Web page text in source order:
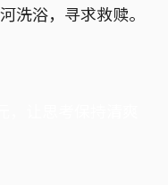
洗浴，寻求救赎。